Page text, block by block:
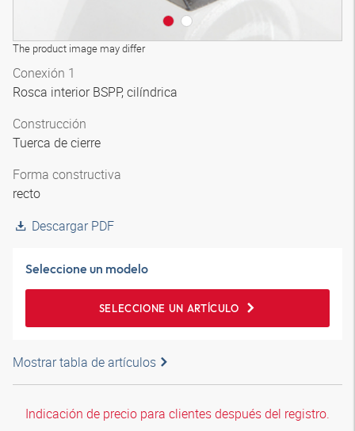
The product image may differ
Conexión 1
Rosca interior BSPP, cilíndrica
Construcción
Tuerca de cierre
Forma constructiva
recto
Descargar PDF
Seleccione un modelo
SELECCIONE UN ARTÍCULO
Mostrar tabla de artículos
Indicación de precio para clientes después del registro.